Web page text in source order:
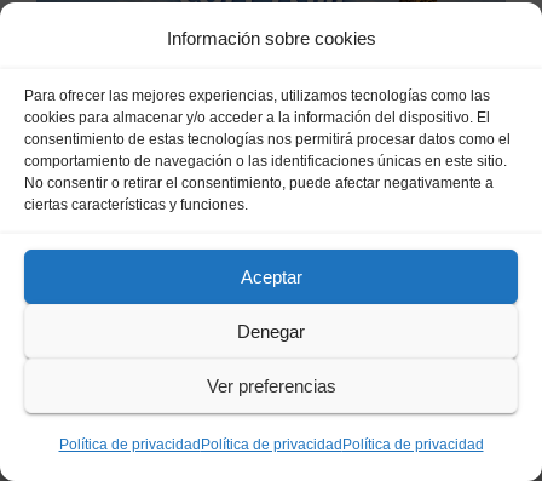
Información sobre cookies
Para ofrecer las mejores experiencias, utilizamos tecnologías como las
cookies para almacenar y/o acceder a la información del dispositivo. El
consentimiento de estas tecnologías nos permitirá procesar datos como el
comportamiento de navegación o las identificaciones únicas en este sitio.
No consentir o retirar el consentimiento, puede afectar negativamente a
ciertas características y funciones.
Aceptar
Denegar
Ver preferencias
Política de privacidad Política de privacidad Política de privacidad
Policía Nacional detiene en
reclamado por narcotráfico
tras no regresar a prisión
durante un permiso
penitenciario
4 DE JULIO DE 2026 COMMUNITY MANAGER
ÉCIJA
Écija se prepara para el
gran desfile militar del Día de
la Hispanidad organizado por
el Centro Militar de Cría